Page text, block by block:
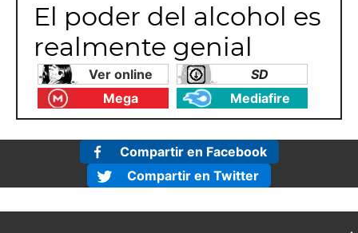
El poder del alcohol es
realmente genial
Ver online
SD
Mega
Mediafire
Compartir en Facebook
Compartir en Twitter